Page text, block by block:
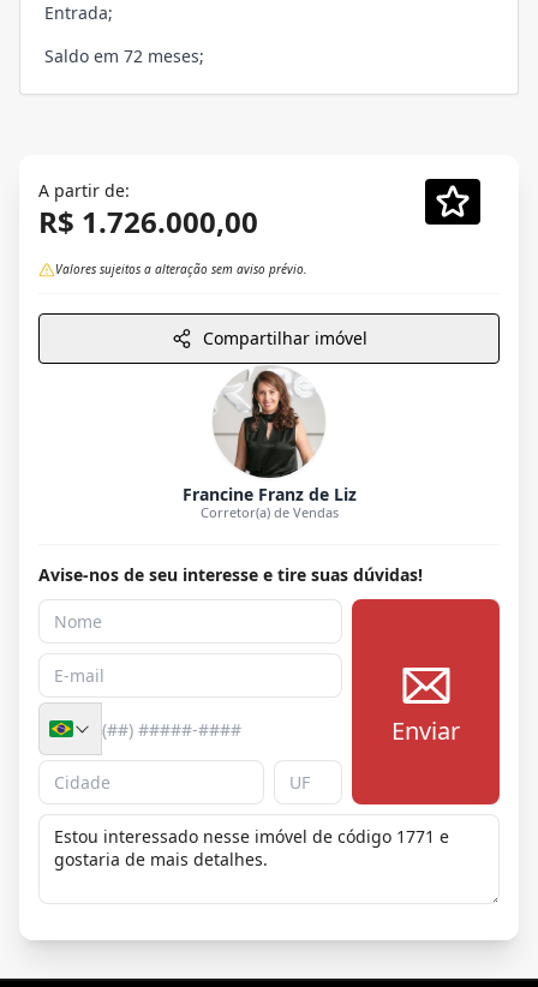
Entrada;
Saldo em 72 meses;
A partir de:
R$ 1.726.000,00
Valores sujeitos a alteração sem aviso prévio.
Compartilhar imóvel
Francine Franz de Liz
Corretor(a) de Vendas
Avise-nos de seu interesse e tire suas dúvidas!
Enviar